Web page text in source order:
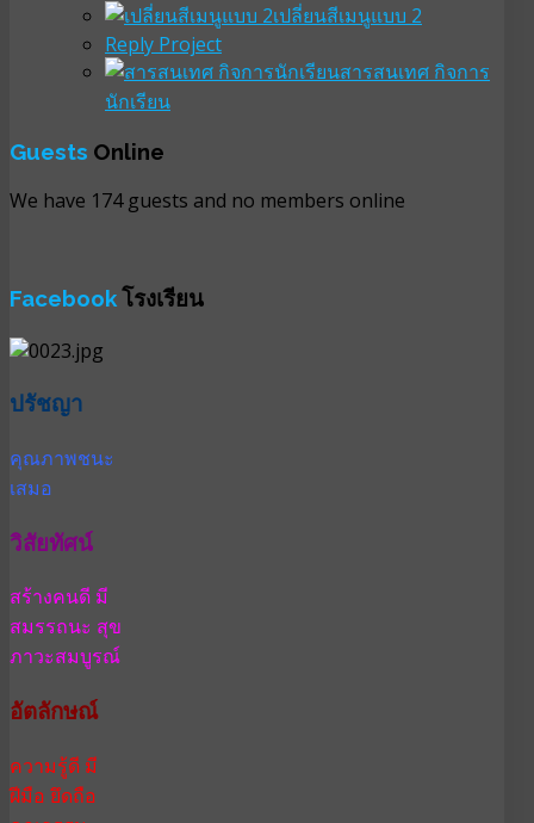
เปลี่ยนสีเมนูแบบ 2
Reply Project
สารสนเทศ กิจการ
นักเรียน
Guests Online
We have 174 guests and no members online
Facebookโรงเรียน
ปรัชญา
คุณภาพชนะ
เสมอ
วิสัยทัศน์
สร้างคนดี มี
สมรรถนะ สุข
ภาวะสมบูรณ์
อัตลักษณ์
ความรู้ดี มี
ฝีมือ ยึดถือ